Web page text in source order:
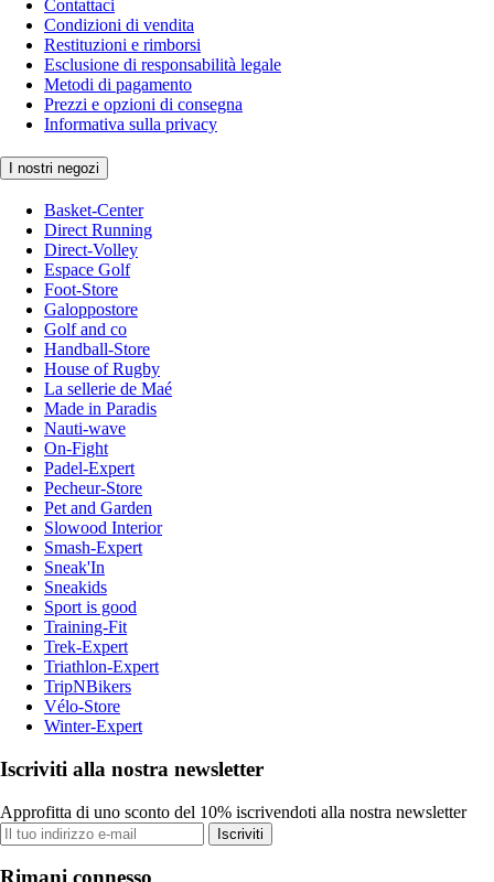
Contattaci
Condizioni di vendita
Restituzioni e rimborsi
Esclusione di responsabilità legale
Metodi di pagamento
Prezzi e opzioni di consegna
Informativa sulla privacy
I nostri negozi
Basket-Center
Direct Running
Direct-Volley
Espace Golf
Foot-Store
Galoppostore
Golf and co
Handball-Store
House of Rugby
La sellerie de Maé
Made in Paradis
Nauti-wave
On-Fight
Padel-Expert
Pecheur-Store
Pet and Garden
Slowood Interior
Smash-Expert
Sneak'In
Sneakids
Sport is good
Training-Fit
Trek-Expert
Triathlon-Expert
TripNBikers
Vélo-Store
Winter-Expert
Iscriviti alla nostra newsletter
Approfitta di uno sconto del 10% iscrivendoti alla nostra newsletter
Iscriviti